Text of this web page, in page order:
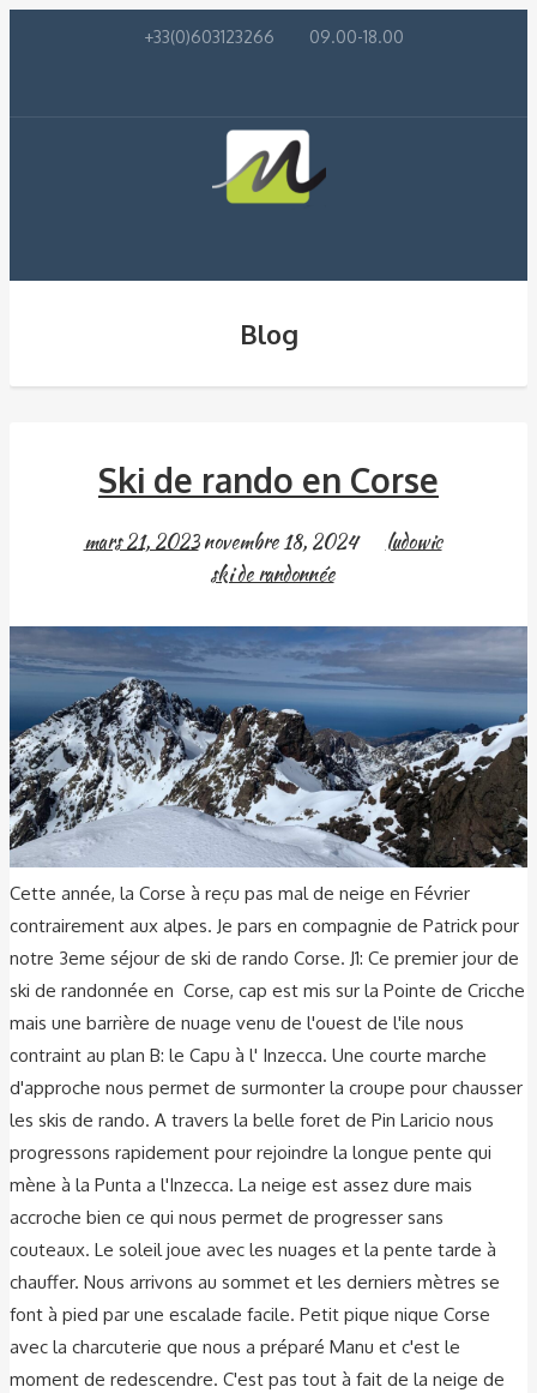
+33(0)603123266 09.00-18.00
Blog
Ski de rando en Corse
mars 21, 2023 novembre 18, 2024
ludowic
ski de randonnée
Cette année, la Corse à reçu pas mal de neige en Février
contrairement aux alpes. Je pars en compagnie de Patrick pour
notre 3eme séjour de ski de rando Corse. J1: Ce premier jour de
ski de randonnée en Corse, cap est mis sur la Pointe de Cricche
mais une barrière de nuage venu de l'ouest de l'ile nous
contraint au plan B: le Capu à l' Inzecca. Une courte marche
d'approche nous permet de surmonter la croupe pour chausser
les skis de rando. A travers la belle foret de Pin Laricio nous
progressons rapidement pour rejoindre la longue pente qui
mène à la Punta a l'Inzecca. La neige est assez dure mais
accroche bien ce qui nous permet de progresser sans
couteaux. Le soleil joue avec les nuages et la pente tarde à
chauffer. Nous arrivons au sommet et les derniers mètres se
font à pied par une escalade facile. Petit pique nique Corse
avec la charcuterie que nous a préparé Manu et c'est le
moment de redescendre. C'est pas tout à fait de la neige de